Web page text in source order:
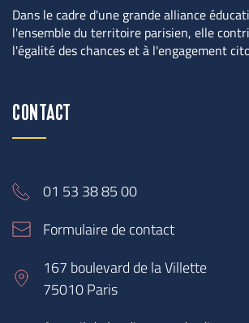
Dans le cadre d'une grande alliance
l'ensemble du territoire parisien, elle
l'égalité des chances et à l'engagement
CONTACT
01 53 38 85 00
Formulaire de contact
167 boulevard de la Villette
75010 Paris